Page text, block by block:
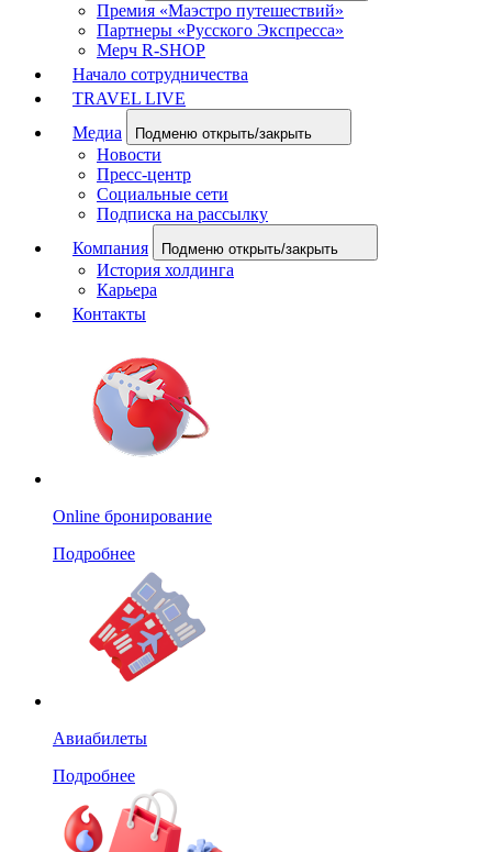
Премия «Маэстро путешествий»
Партнеры «Русского Экспресса»
Мерч R-SHOP
Начало сотрудничества
TRAVEL LIVE
Медиа
Подменю открыть/закрыть
Новости
Пресс-центр
Социальные сети
Подписка на рассылку
Компания
Подменю открыть/закрыть
История холдинга
Карьера
Контакты
Online бронирование
Подробнее
Авиабилеты
Подробнее